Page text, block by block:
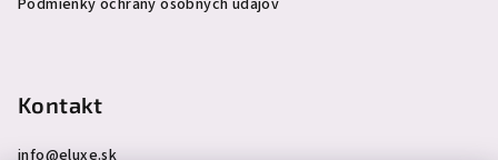
Kontakt
info@eluxe.sk